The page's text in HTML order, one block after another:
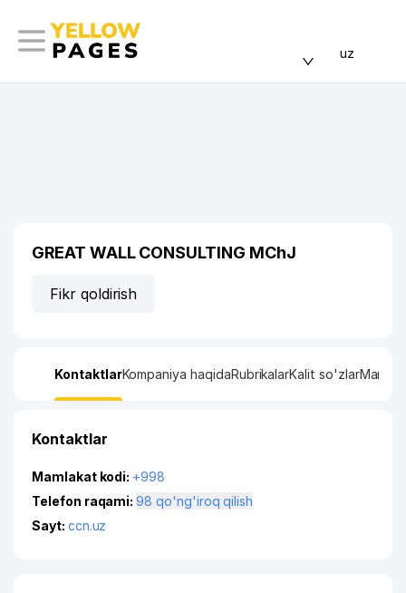
uz
GREAT WALL CONSULTING MChJ
Fikr qoldirish
KontaktlarKompaniya haqidaRubrikalarKalit so'zlarManzil
Kontaktlar
Mamlakat kodi: +998
Telefon raqami:
98 qo'ng'iroq qilish
Sayt: ccn.uz